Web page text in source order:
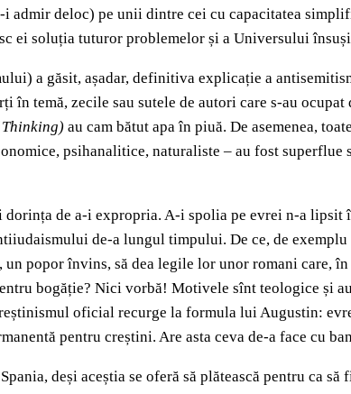
deloc) pe unii dintre cei cu capacitatea
ei soluția tuturor problemelor și a Universului
a găsit, așadar, definitiva explicație a
în temă, zecile sau sutele de autori care s-au
Thinking) au cam bătut apa în piuă. De asemenea,
psihanalitice, naturaliste – au fost superflue
de a-i expropria. A-i spolia pe evrei n-a
de-a lungul timpului. De ce, de
popor învins, să dea legile lor unor romani care,
bogăție? Nici vorbă! Motivele sînt teologice și
oficial recurge la formula lui Augustin:
pentru creștini. Are asta ceva de-a face cu
deși aceștia se oferă să plătească pentru ca